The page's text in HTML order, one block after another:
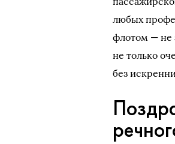
любых
флотом — не
не только
без